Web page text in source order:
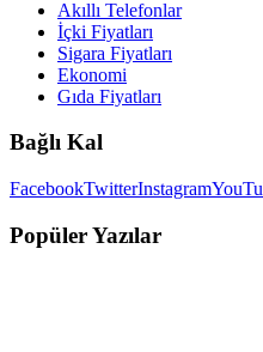
Akıllı Telefonlar
İçki Fiyatları
Sigara Fiyatları
Ekonomi
Gıda Fiyatları
Bağlı Kal
FacebookTwitterInstagram
Popüler Yazılar